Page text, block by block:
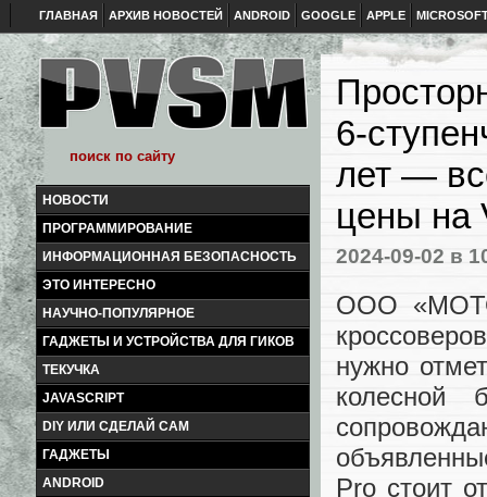
ГЛАВНАЯ АРХИВ НОВОСТЕЙ ANDROID GOOGLE APPLE
НОВОСТИ
ПРОГРАММИРОВАНИЕ
ИНФОРМАЦИОННАЯ БЕЗОПАСНОСТЬ
ЭТО ИНТЕРЕСНО
НАУЧНО-ПОПУЛЯРНОЕ
ГАДЖЕТЫ И УСТРОЙСТВА ДЛЯ ГИКОВ
ТЕКУЧКА
JAVASCRIPT
DIY ИЛИ СДЕЛАЙ САМ
ГАДЖЕТЫ
ANDROID
6-
лет —
цены на
2024-09-02 в
ООО
нужно
Pro стоит